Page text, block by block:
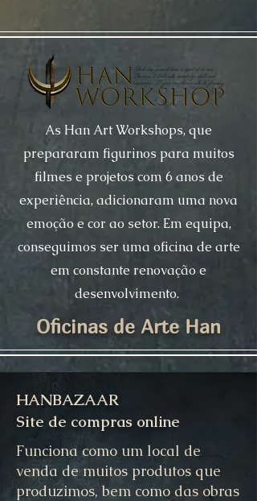
As Han Art Workshops, que
prepararam figurinos para muitos
filmes e projetos com 6 anos de
experiência, adicionaram uma nova
emoção e cor ao setor. Em equipa,
conseguimos ser uma oficina de arte
em constante renovação e
desenvolvimento.
Oficinas de Arte Han
HANBAZAAR
Site de compras online
Funciona como um local de
venda de muitos produtos que
produzimos, bem como das obras